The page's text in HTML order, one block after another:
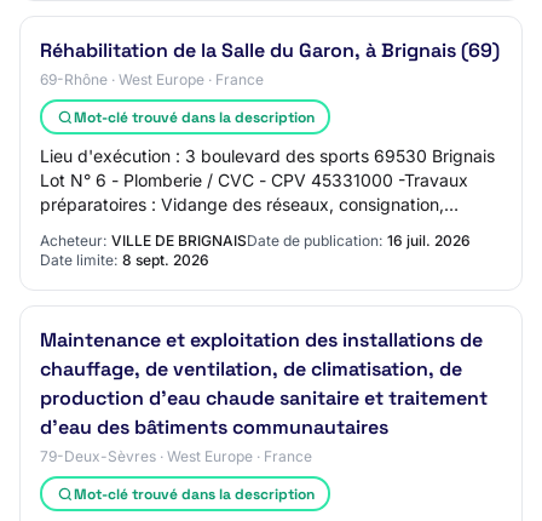
Réhabilitation de la Salle du Garon, à Brignais (69)
69-Rhône · West Europe · France
Mot-clé trouvé dans la description
Lieu d'exécution : 3 boulevard des sports 69530 Brignais
Lot N° 6 - Plomberie / CVC - CPV 45331000 -Travaux
préparatoires : Vidange des réseaux, consignation,
Acheteur: VILLE DE BRIGNAISDate de publication: 16 juil. 2026
Date limite: 8 sept. 2026
Maintenance et exploitation des installations de
chauffage, de ventilation, de climatisation, de
production d'eau chaude sanitaire et traitement
d'eau des bâtiments communautaires
79-Deux-Sèvres · West Europe · France
Mot-clé trouvé dans la description